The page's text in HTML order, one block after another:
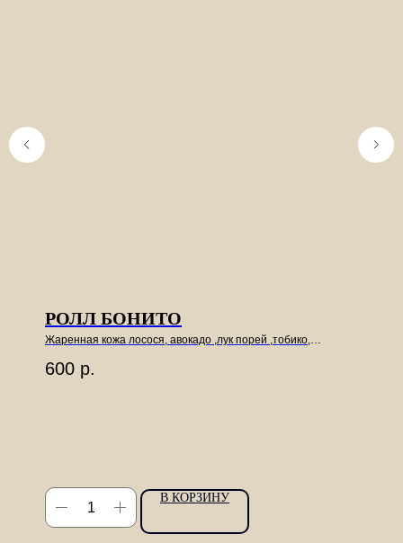
РОЛЛ БОНИТО
Жаренная кожа лосося, авокадо ,лук порей ,тобико,
600 р.
В КОРЗИНУ